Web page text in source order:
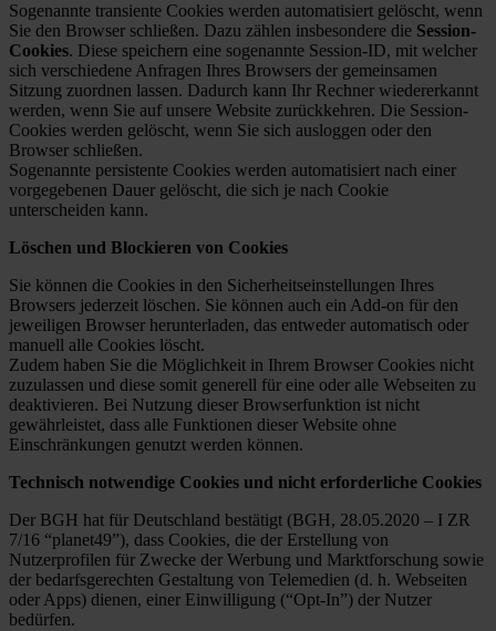
Sogenannte transiente Cookies werden automatisiert gelöscht, wenn
Sie den Browser schließen. Dazu zählen insbesondere die Session-
Cookies. Diese speichern eine sogenannte Session-ID, mit welcher
sich verschiedene Anfragen Ihres Browsers der gemeinsamen
Sitzung zuordnen lassen. Dadurch kann Ihr Rechner wiedererkannt
werden, wenn Sie auf unsere Website zurückkehren. Die Session-
Cookies werden gelöscht, wenn Sie sich ausloggen oder den
Browser schließen.
Sogenannte persistente Cookies werden automatisiert nach einer
vorgegebenen Dauer gelöscht, die sich je nach Cookie
unterscheiden kann.
Löschen und Blockieren von Cookies
Sie können die Cookies in den Sicherheitseinstellungen Ihres
Browsers jederzeit löschen. Sie können auch ein Add-on für den
jeweiligen Browser herunterladen, das entweder automatisch oder
manuell alle Cookies löscht.
Zudem haben Sie die Möglichkeit in Ihrem Browser Cookies nicht
zuzulassen und diese somit generell für eine oder alle Webseiten zu
deaktivieren. Bei Nutzung dieser Browserfunktion ist nicht
gewährleistet, dass alle Funktionen dieser Website ohne
Einschränkungen genutzt werden können.
Technisch notwendige Cookies und nicht erforderliche Cookies
Der BGH hat für Deutschland bestätigt (BGH, 28.05.2020 – I ZR
7/16 “planet49”), dass Cookies, die der Erstellung von
Nutzerprofilen für Zwecke der Werbung und Marktforschung sowie
der bedarfsgerechten Gestaltung von Telemedien (d. h. Webseiten
oder Apps) dienen, einer Einwilligung (“Opt-In”) der Nutzer
bedürfen.